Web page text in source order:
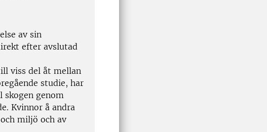
av sin
efter avslutad
viss del åt mellan
studie, har
genom
Kvinnor å andra
miljö och av